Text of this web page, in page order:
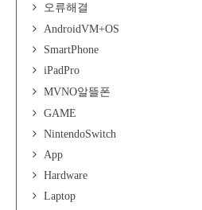
오류해결
AndroidVM+OS
SmartPhone
iPadPro
MVNO알뜰폰
GAME
NintendoSwitch
App
Hardware
Laptop